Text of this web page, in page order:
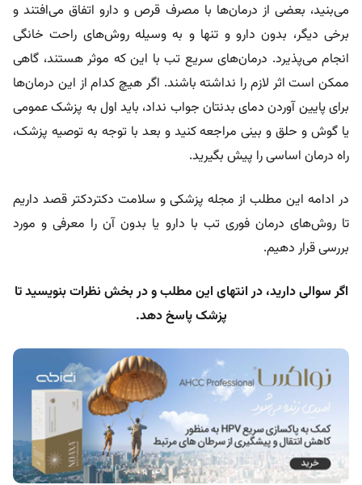
می‌بنید، بعضی از درمان‌ها با مصرف قرص و دارو اتفاق می‌افتند و
برخی دیگر، بدون دارو و تنها و به وسیله روش‌های راحت خانگی
انجام می‌پذیرد. درمان‌های سریع تب با این که موثر هستند، گاهی
ممکن است اثر لازم را نداشته باشند. اگر هیچ کدام از این درمان‌ها
برای پایین آوردن دمای بدنتان جواب نداد، باید اول به پزشک عمومی
یا گوش و حلق و بینی مراجعه کنید و بعد با توجه به توصیه پزشک،
راه درمان اساسی را پیش بگیرید.
در ادامه این مطلب از مجله پزشکی و سلامت دکتردکتر قصد داریم
تا روش‌های درمان فوری تب با دارو یا بدون آن را معرفی و مورد
بررسی قرار دهیم.
اگر سوالی دارید، در انتهای این مطلب و در بخش نظرات بنویسید تا
پزشک پاسخ دهد.